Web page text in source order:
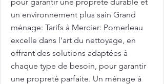
un environnement plus sain Grand
ménage: Tarifs à Mercier: Pomerleau
excelle dans l'art du nettoyage, en
offrant des solutions adaptées à
chaque type de besoin, pour garantir
une propreté parfaite. Un ménage à